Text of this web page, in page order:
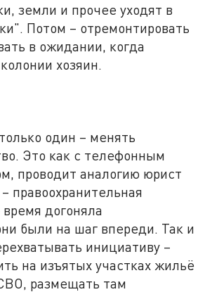
земли и прочее уходят в
Потом – отремонтировать
в ожидании, когда
хозяин.
один – менять
Это как с телефонным
проводит аналогию юрист
правоохранительная
догоняла
были на шаг впереди. Так и
инициативу –
на изъятых участках жильё
размещать там